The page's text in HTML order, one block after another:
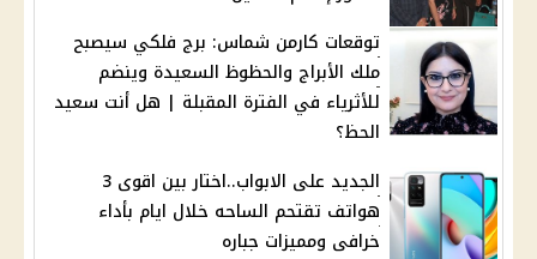
توقعات كارمن شماس: برج فلكي سيصبح
ملك الأبراج والحظوظ السعيدة وينضم
للأثرياء في الفترة المقبلة | هل أنت سعيد
الحظ؟
الجديد على الابواب..اختار بين اقوى 3
هواتف تقتحم الساحه خلال ايام بأداء
خرافى ومميزات جباره